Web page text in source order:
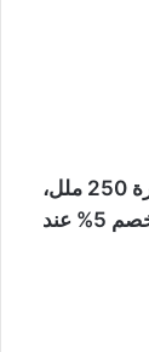
السعر: 7.19$ = 27.51 ريال سعودي لقارورة 250 ملل،
متوفر في عدة روائح، وفي أحجام أخرى، وخصم 5% عند